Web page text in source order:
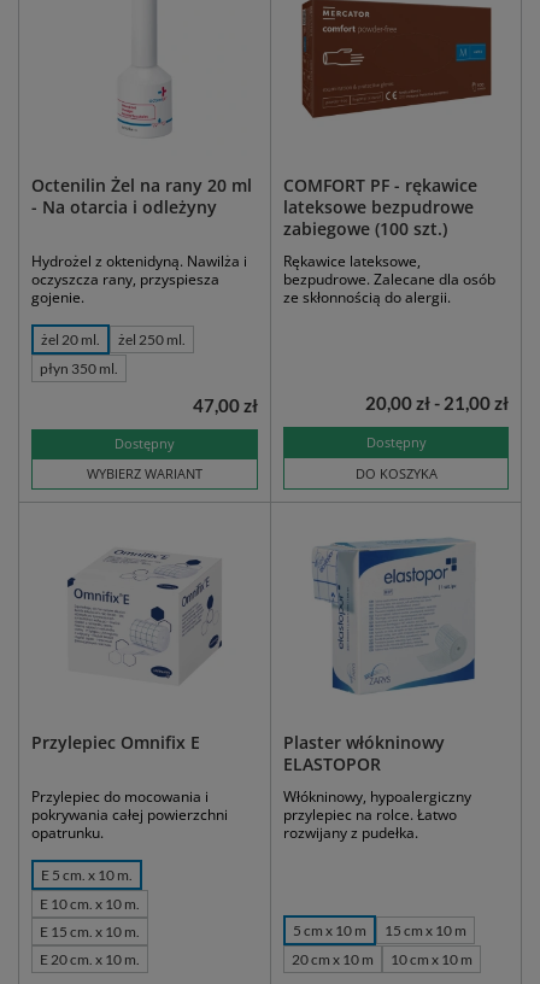
Octenilin Żel na rany 20 ml
- Na otarcia i odleżyny
Hydrożel z oktenidyną. Nawilża i
oczyszcza rany, przyspiesza
gojenie.
żel 20 ml.
żel 250 ml.
płyn 350 ml.
Dostępny
WYBIERZ WARIANT
47,00 zł
COMFORT PF - rękawice
lateksowe bezpudrowe
zabiegowe (100 szt.)
Rękawice lateksowe,
bezpudrowe. Zalecane dla osób
ze skłonnością do alergii.
Dostępny
DO KOSZYKA
20,00 zł - 21,00 zł
Przylepiec Omnifix E
Przylepiec do mocowania i
pokrywania całej powierzchni
opatrunku.
E 5 cm. x 10 m.
E 10 cm. x 10 m.
E 15 cm. x 10 m.
E 20 cm. x 10 m.
Plaster włókninowy
ELASTOPOR
Włókninowy, hypoalergiczny
przylepiec na rolce. Łatwo
rozwijany z pudełka.
5 cm x 10 m
15 cm x 10 m
20 cm x 10 m
10 cm x 10 m